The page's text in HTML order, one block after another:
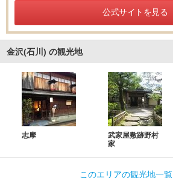
公式サイトを見る
金沢(石川) の観光地
志摩
武家屋敷跡野村
家
このエリアの観光地一覧